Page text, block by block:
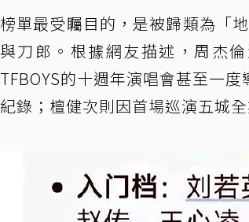
榜單最受矚目的，是被歸類為「
與刀郎。根據網友描述，周杰
TFBOYS的十週年演唱會甚至一
紀錄；檀健次則因首場巡演五城